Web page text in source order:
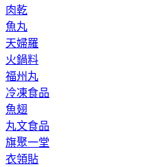
肉乾
魚丸
天婦羅
火鍋料
福州丸
冷凍食品
魚翅
丸文食品
旗聚一堂
衣領貼